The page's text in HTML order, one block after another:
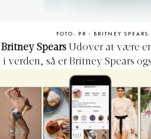
FOTO: PR - BRITNEY
Britney Spears Udover at være
i verden, så er Britney Spears
de første kendisser, der udgav
første parfume ’Curious’
udgivet minimum en om året –
hele 28 parfumer i løbet af sin karriere. Den
Britney-parfume er uden tvivl